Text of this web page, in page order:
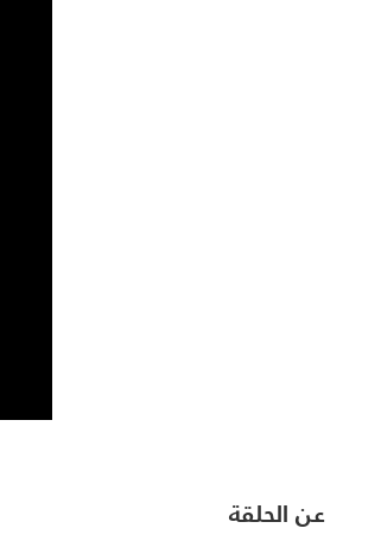
عن الحلقة